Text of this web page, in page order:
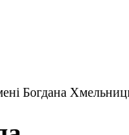
Богдана